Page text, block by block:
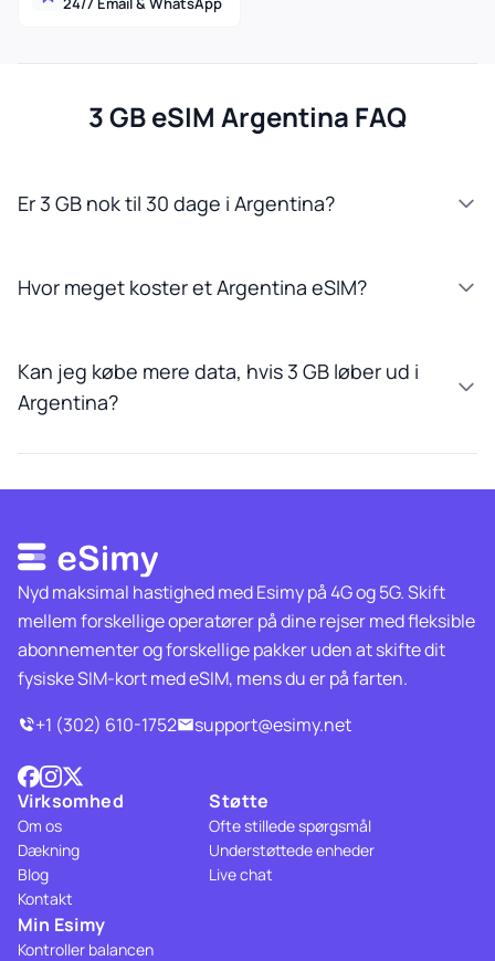
3 GB eSIM Argentina FAQ
Er 3 GB nok til 30 dage i Argentina?
Hvor meget koster et Argentina eSIM?
Kan jeg købe mere data, hvis 3 GB løber ud i
Argentina?
Nyd maksimal hastighed med Esimy på 4G og 5G. Skift
mellem forskellige operatører på dine rejser med fleksible
abonnementer og forskellige pakker uden at skifte dit
fysiske SIM-kort med eSIM, mens du er på farten.
+1 (302) 610-1752
support@esimy.net
Virksomhed
Om os
Dækning
Blog
Kontakt
Støtte
Ofte stillede spørgsmål
Understøttede enheder
Live chat
Min Esimy
Kontroller balancen